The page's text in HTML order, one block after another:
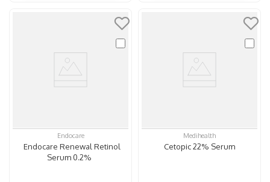
Endocare
Endocare Renewal Retinol
Serum 0.2%
Medihealth
Cetopic 22% Serum